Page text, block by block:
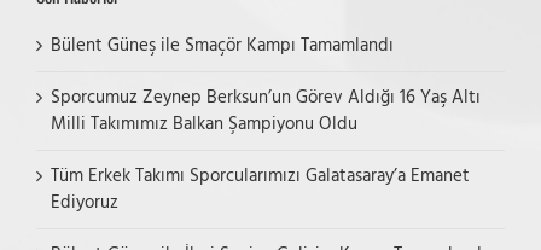
Bülent Güneş ile Smaçör Kampı Tamamlandı
Sporcumuz Zeynep Berksun’un Görev Aldığı 16 Yaş Altı
Milli Takımımız Balkan Şampiyonu Oldu
Tüm Erkek Takımı Sporcularımızı Galatasaray’a Emanet
Ediyoruz